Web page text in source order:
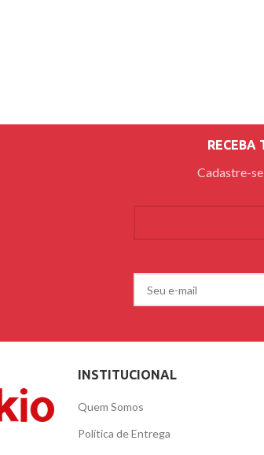
RECEBA
Cadastre-
INSTITUCIONAL
Quem Somos
Política de Entrega